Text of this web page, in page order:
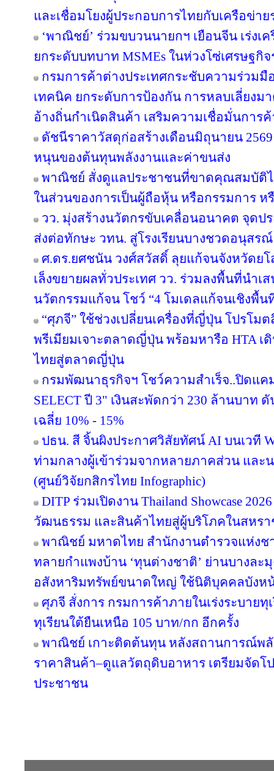
และเชื่อมโยงผู้ประกอบการไทยกับเครือข่าย
‘พาณิชย์’ ร่วมขบวนนายกฯ เยือนจีน เร่ง
ยกระดับบทบาท MSMEs ในห่วงโซ่เศรษฐกิ
กรมการค้าต่างประเทศกระชับความร่วมมื
เทคนิค ยกระดับการป้องกัน การหลบเลี่ยงม
อ้างถิ่นกำเนิดสินค้า เสริมความเชื่อมั่นการค้
ดัชนีราคาวัสดุก่อสร้างเดือนมิถุนายน
หนุนของต้นทุนพลังงานและค่าขนส่ง
พาณิชย์ สั่งดูแลประชาชนที่ขาดคุณสมบัติ
ในส่วนของการเป็นผู้ถือหุ้น หรือกรรมการ
วว. มุ่งสร้างนวัตกรขับเคลื่อนอนาคต จุดป
ส่งต่อทักษะ วทน. สู่โรงเรียนบางชวดอนุสรณ์
ศ.ดร.ยศชนัน วงศ์สวัสดิ์ ลุยแก้จนจังหวัดย
เล็งขยายผลทั่วประเทศ วว. ร่วมลงพื้นที่นำเ
นวัตกรรมแก้จน โชว์ “4 โมเดลแก้จนเชิงพื้น
“ศุภจี” ใช้ช่วงเปลี่ยนเครื่องที่ญี่ปุ่น โปรโ
พรีเมียมเจาะตลาดญี่ปุ่น พร้อมหารือ HTA
ไทยสู่ตลาดญี่ปุ่น
กรมพัฒนาธุรกิจฯ โชว์ความสำเร็จ..ปิดแค
SELECT ปี 3" เงินสะพัดกว่า 230 ล้านบาท
เฉลี่ย 10% - 15%
ปธน. สี จิ้นผิงประกาศวิสัยทัศน์ AI บนเวที
ท่ามกลางผู้เข้าร่วมจากหลายภาคส่วน และ
(ศูนย์วิจัยกสิกรไทย Infographic)
DITP ร่วมเปิดงาน Thailand Showcase
วัฒนธรรม และสินค้าไทยสู่ผู้บริโภคในสหร
พาณิชย์ มหาดไทย สำนักงานตำรวจแห่ง
ทลายกำแพงบ้าน ‘ทุนต่างชาติ’ ย่านบางละ
อสังหาริมทรัพย์ขนาดใหญ่ ใช้นิติบุคคลบังห
ศุภจี สั่งการ กรมการค้าภายในเร่งระบาย
ทุเรียนใต้ยืนเหนือ 105 บาท/กก อีกครั้ง
พาณิชย์ เกาะติดต้นทุน หลังสถานการณ์พ
ราคาสินค้า–ดูแลวัตถุดิบอาหาร เตรียมจัดโ
ประชาชน